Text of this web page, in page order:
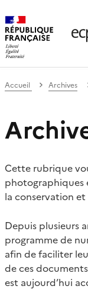
de
Accueil Archives
Cette rubrique
photographiques
la conservation
Depuis plusieurs
programme de
afin de faciliter
de ces
est aujourd’hui